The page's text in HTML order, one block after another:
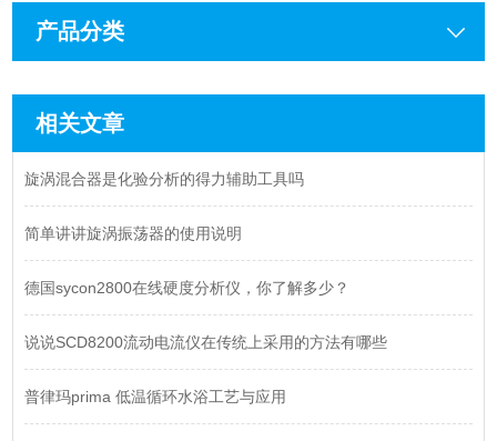
产品分类
相关文章
旋涡混合器是化验分析的得力辅助工具吗
简单讲讲旋涡振荡器的使用说明
德国sycon2800在线硬度分析仪，你了解多少？
说说SCD8200流动电流仪在传统上采用的方法有哪些
普律玛prima 低温循环水浴工艺与应用